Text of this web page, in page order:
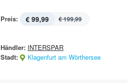
Preis: € 99,99 € 199,99
Händler: INTERSPAR
Stadt:
Klagenfurt am Wörthersee